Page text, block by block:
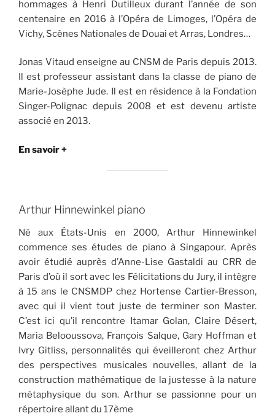
hommages à Henri Dutilleux durant l’année de son
centenaire en 2016 à l’Opéra de Limoges, l’Opéra de
Vichy, Scènes Nationales de Douai et Arras, Londres…
Jonas Vitaud enseigne au CNSM de Paris depuis 2013.
Il est professeur assistant dans la classe de piano de
Marie-Josèphe Jude. Il est en résidence à la Fondation
Singer-Polignac depuis 2008 et est devenu artiste
associé en 2013.
En savoir +
Arthur Hinnewinkel piano
Né aux États-Unis en 2000, Arthur Hinnewinkel
commence ses études de piano à Singapour. Après
avoir étudié auprès d’Anne-Lise Gastaldi au CRR de
Paris d’où il sort avec les Félicitations du Jury, il intègre
à 15 ans le CNSMDP chez Hortense Cartier-Bresson,
avec qui il vient tout juste de terminer son Master.
C’est ici qu’il rencontre Itamar Golan, Claire Désert,
Maria Belooussova, François Salque, Gary Hoffman et
Ivry Gitliss, personnalités qui éveilleront chez Arthur
des perspectives musicales nouvelles, allant de la
construction mathématique de la justesse à la nature
métaphysique du son. Arthur se passionne pour un
répertoire allant du 17ème